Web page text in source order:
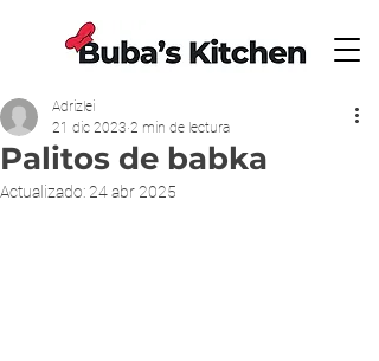
Palitos de babka
Adrizlei
21 dic 2023 2 min de lectura
Actualizado:24 abr 2025